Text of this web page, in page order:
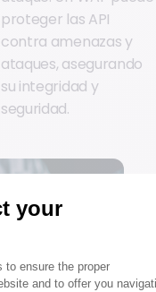
proteger las API
contra amenazas y
ataques, asegurando
su integridad y
seguridad.